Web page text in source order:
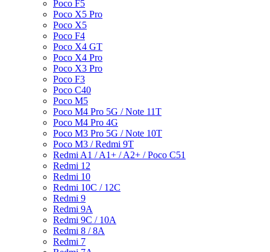
Poco F5
Poco X5 Pro
Poco X5
Poco F4
Poco X4 GT
Poco X4 Pro
Poco X3 Pro
Poco F3
Poco C40
Poco M5
Poco M4 Pro 5G / Note 11T
Poco M4 Pro 4G
Poco M3 Pro 5G / Note 10T
Poco M3 / Redmi 9T
Redmi A1 / A1+ / A2+ / Poco C51
Redmi 12
Redmi 10
Redmi 10C / 12C
Redmi 9
Redmi 9A
Redmi 9C / 10A
Redmi 8 / 8A
Redmi 7